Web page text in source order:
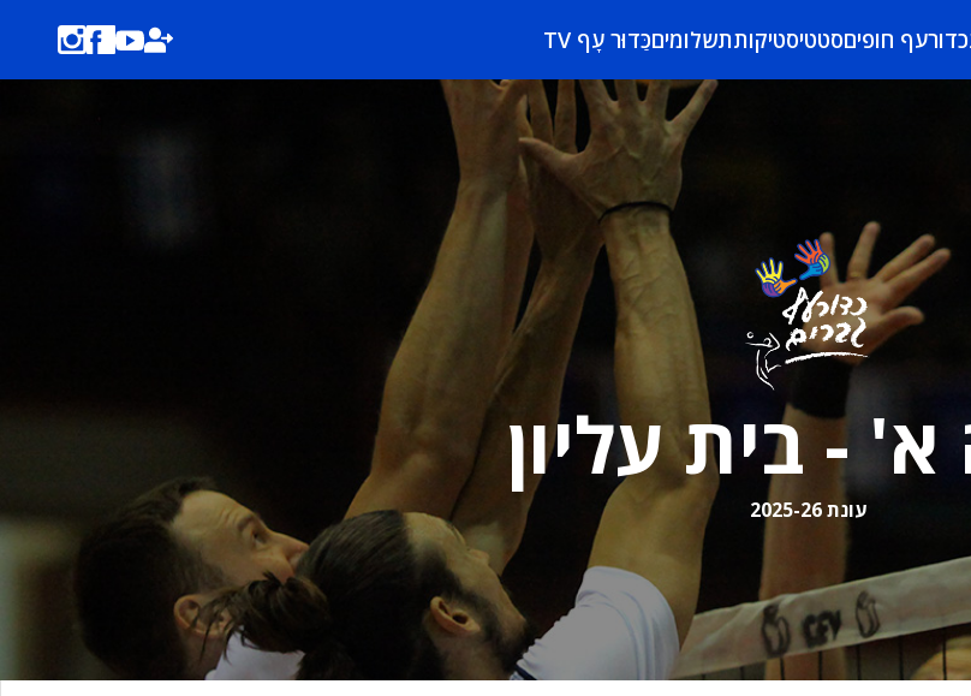
כדורעף חופיםסטטיסטיקותתשלומיםכַּדוּר עָף TV
א' - בית עליון
עונת 2025-26